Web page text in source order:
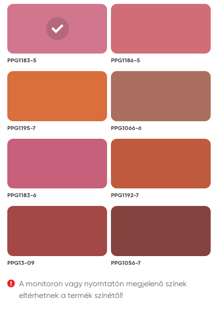
PPG1183-5 PPG1186-5
PPG1195-7 PPG1066-6
PPG1183-6 PPG1192-7
PPG13-09 PPG1056-7
A monitoron vagy nyomtatón megjelenő színek
eltérhetnek a termék színétől!